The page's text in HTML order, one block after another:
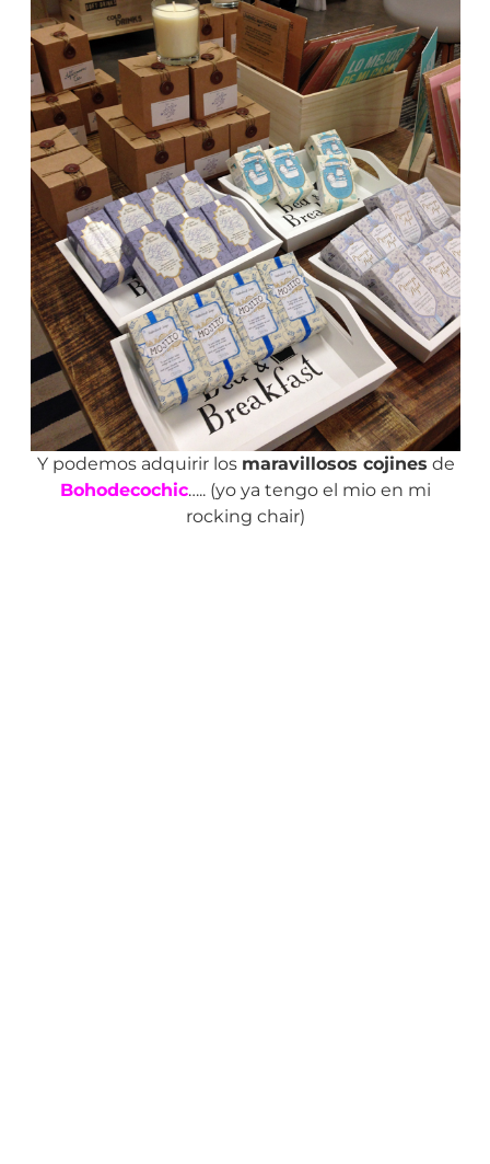
Y podemos adquirir los maravillosos cojines de
Bohodecochic….. (yo ya tengo el mio en mi
rocking chair)